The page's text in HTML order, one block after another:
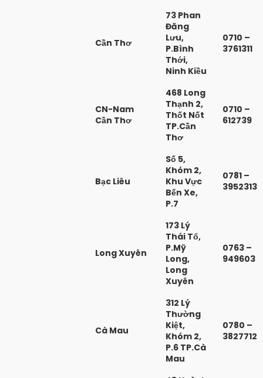
Cần Thơ
73 Phan
Đăng
Lưu,
P.Bình
Thới,
Ninh Kiều
0710 –
3761311
CN-Nam
Cần Thơ
468 Long
Thạnh 2,
Thốt Nốt
TP.Cần
Thơ
0710 –
612739
Bạc Liêu
Số 5,
Khóm 2,
Khu Vực
Bến Xe,
P.7
0781 –
3952313
Long Xuyên
173 Lý
Thái Tổ,
P.Mỹ
Long,
Long
Xuyên
0763 –
949603
Cà Mau
312 Lý
Thường
Kiệt,
Khóm 2,
P.6 TP.Cà
Mau
0780 –
3827712